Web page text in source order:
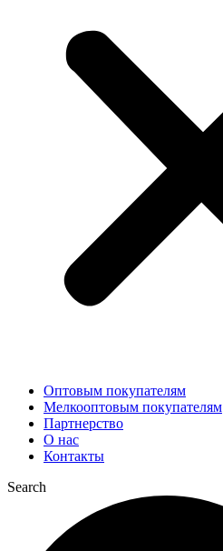
Оптовым покупателям
Мелкооптовым покупателям
Партнерство
О нас
Контакты
Search